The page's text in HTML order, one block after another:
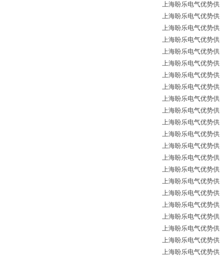
上海盼乐电气优势
上海盼乐电气优势
上海盼乐电气优势
上海盼乐电气优势
上海盼乐电气优势
上海盼乐电气优势
上海盼乐电气优势
上海盼乐电气优势
上海盼乐电气优势
上海盼乐电气优势
上海盼乐电气优势
上海盼乐电气优势
上海盼乐电气优势
上海盼乐电气优势
上海盼乐电气优势
上海盼乐电气优势
上海盼乐电气优势
上海盼乐电气优势
上海盼乐电气优势
上海盼乐电气优势
上海盼乐电气优势
上海盼乐电气优势